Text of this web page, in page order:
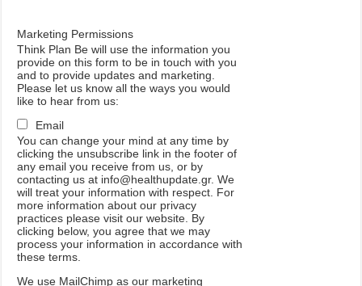
Marketing Permissions
Think Plan Be will use the information you
provide on this form to be in touch with you
and to provide updates and marketing.
Please let us know all the ways you would
like to hear from us:
Email
You can change your mind at any time by
clicking the unsubscribe link in the footer of
any email you receive from us, or by
contacting us at info@healthupdate.gr. We
will treat your information with respect. For
more information about our privacy
practices please visit our website. By
clicking below, you agree that we may
process your information in accordance with
these terms.
We use MailChimp as our marketing